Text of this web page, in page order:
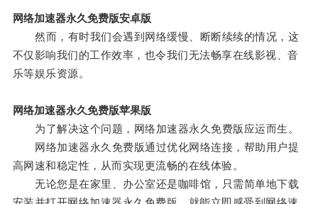
网络加速器永久免费版安卓版
然而，有时我们会遇到网络缓慢、断断续续的情况，这
不仅影响我们的工作效率，也令我们无法畅享在线影视、音
乐等娱乐资源。
网络加速器永久免费版苹果版
为了解决这个问题，网络加速器永久免费版应运而生。
网络加速器永久免费版通过优化网络连接，帮助用户提
高网速和稳定性，从而实现更流畅的在线体验。
无论您是在家里、办公室还是咖啡馆，只需简单地下载